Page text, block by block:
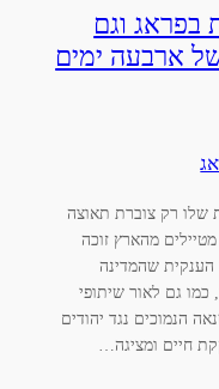
בפראג וגם
ארבעה ימים
שלו רק צוברת תאוצה
מהארץ זוכה
הענקית שהמדינה
גם לאור שיתופי
הנמוכים נגד יהודים
חיים ומציגה…